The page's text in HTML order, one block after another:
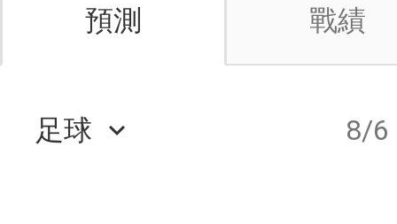
預測 戰績
足球 keyboard_arrow_down 8/6